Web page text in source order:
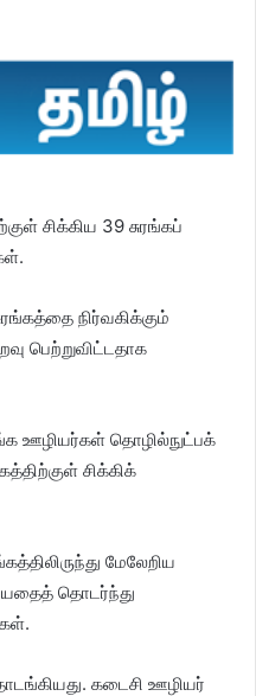
சிக்கிய 39 சுரங்கப்
நிர்வகிக்கும்
பெற்றுவிட்டதாக
ஊழியர்கள் தொழில்நுட்பக்
சிக்கிக்
மேலேறிய
தொடர்ந்து
கடைசி ஊழியர்